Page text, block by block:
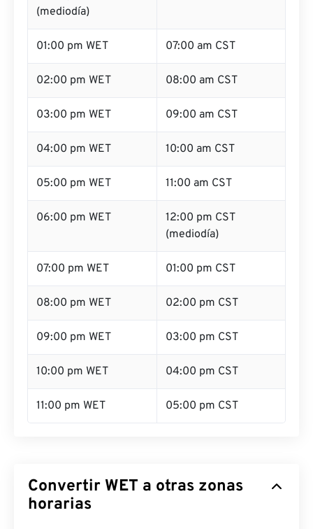
(mediodía)
01:00 pm WET 07:00 am CST
02:00 pm WET 08:00 am CST
03:00 pm WET 09:00 am CST
04:00 pm WET 10:00 am CST
05:00 pm WET 11:00 am CST
06:00 pm WET
12:00 pm CST
(mediodía)
07:00 pm WET 01:00 pm CST
08:00 pm WET 02:00 pm CST
09:00 pm WET 03:00 pm CST
10:00 pm WET 04:00 pm CST
11:00 pm WET 05:00 pm CST
Convertir WET a otras zonas
horarias